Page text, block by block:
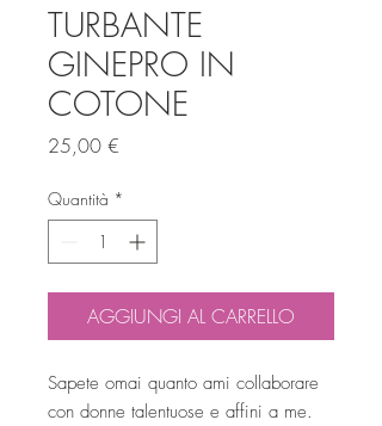
TURBANTE
GINEPRO IN
COTONE
25,00 €
Quantità *
AGGIUNGI AL CARRELLO
Sapete omai quanto ami collaborare
con donne talentuose e affini a me.